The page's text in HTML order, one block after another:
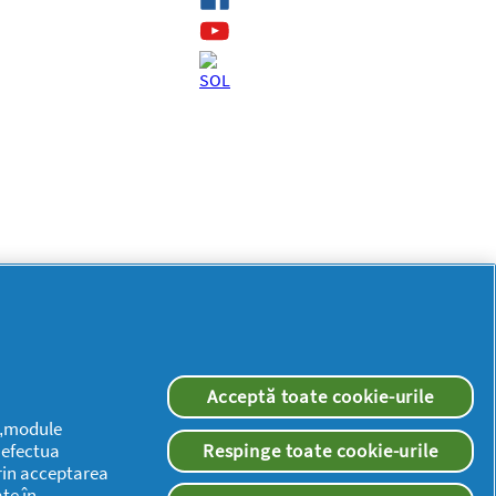
acceptarea
Acceptă toate cookie-urile
Respinge toate cookie-urile